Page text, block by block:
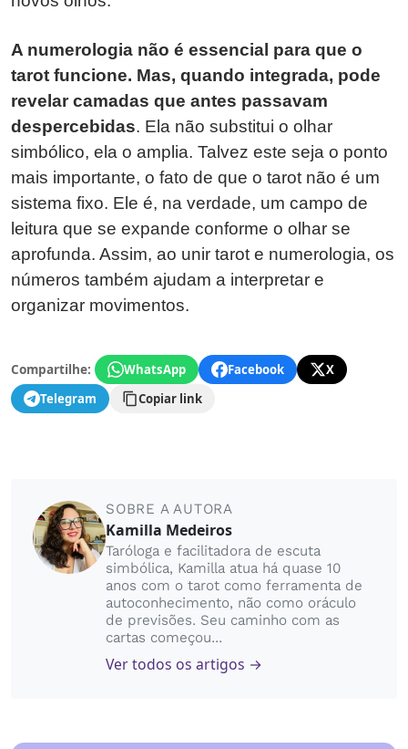
A numerologia não é essencial para que o
tarot funcione. Mas, quando integrada, pode
revelar camadas que antes passavam
despercebidas. Ela não substitui o olhar
simbólico, ela o amplia. Talvez este seja o ponto
mais importante, o fato de que o tarot não é um
sistema fixo. Ele é, na verdade, um campo de
leitura que se expande conforme o olhar se
aprofunda. Assim, ao unir tarot e numerologia, os
números também ajudam a interpretar e
organizar movimentos.
Compartilhe: WhatsApp Facebook
X
Telegram
Copiar link
SOBRE A AUTORA
Kamilla Medeiros
Taróloga e facilitadora de escuta
simbólica, Kamilla atua há quase 10
anos com o tarot como ferramenta de
autoconhecimento, não como oráculo
de previsões. Seu caminho com as
cartas começou...
Ver todos os artigos →